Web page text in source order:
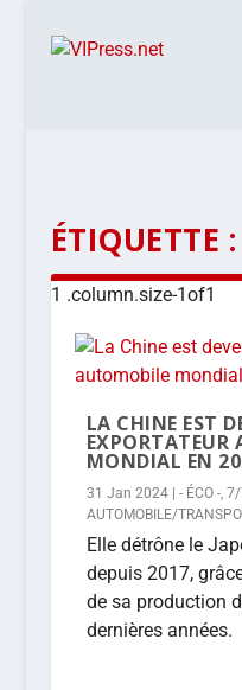
ÉTIQUETTE :
LA CHINE EST
EXPORTATEUR
MONDIAL EN
31 Jan 2024| - ÉCO -,
AUTOMOBILE/
Elle détrône le
depuis 2017,
de sa production
dernières années.